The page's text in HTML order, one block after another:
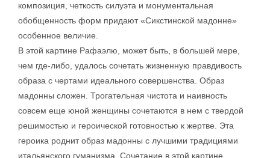
композиция, четкость силуэта и монументальная
обобщенность форм придают «Сикстинской мадонне»
особенное величие.
В этой картине Рафаэлю, может быть, в большей мере,
чем где-либо, удалось сочетать жизненную правдивость
образа с чертами идеального совершенства. Образ
мадонны сложен. Трогательная чистота и наивность
совсем еще юной женщины сочетаются в нем с твердой
решимостью и героической готовностью к жертве. Эта
героика роднит образ мадонны с лучшими традициями
итальянского гуманизма. Сочетание в этой картине